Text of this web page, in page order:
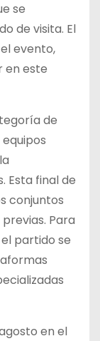
se
de visita. El
evento,
en este
de
Esta final de
conjuntos
Para
partido se
en el